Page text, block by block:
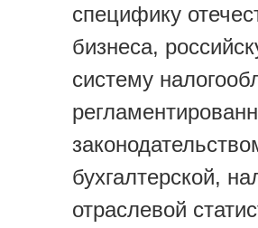
специфику
бизнеса,
систему
бухгалтерской,
отраслевой